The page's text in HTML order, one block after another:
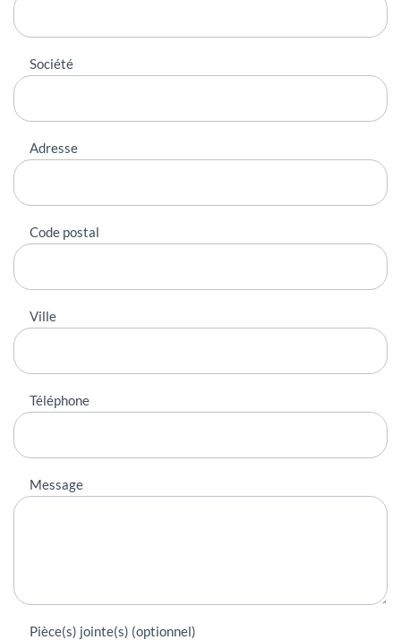
Société
Adresse
Code postal
Ville
Téléphone
Message
Pièce(s) jointe(s) (optionnel)